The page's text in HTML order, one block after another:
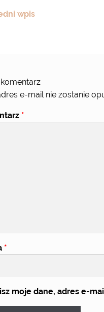
wpis
e-mail nie zostanie
*
*
moje dane, adres e-